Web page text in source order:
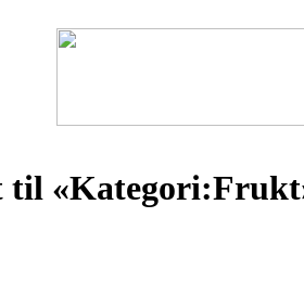
til